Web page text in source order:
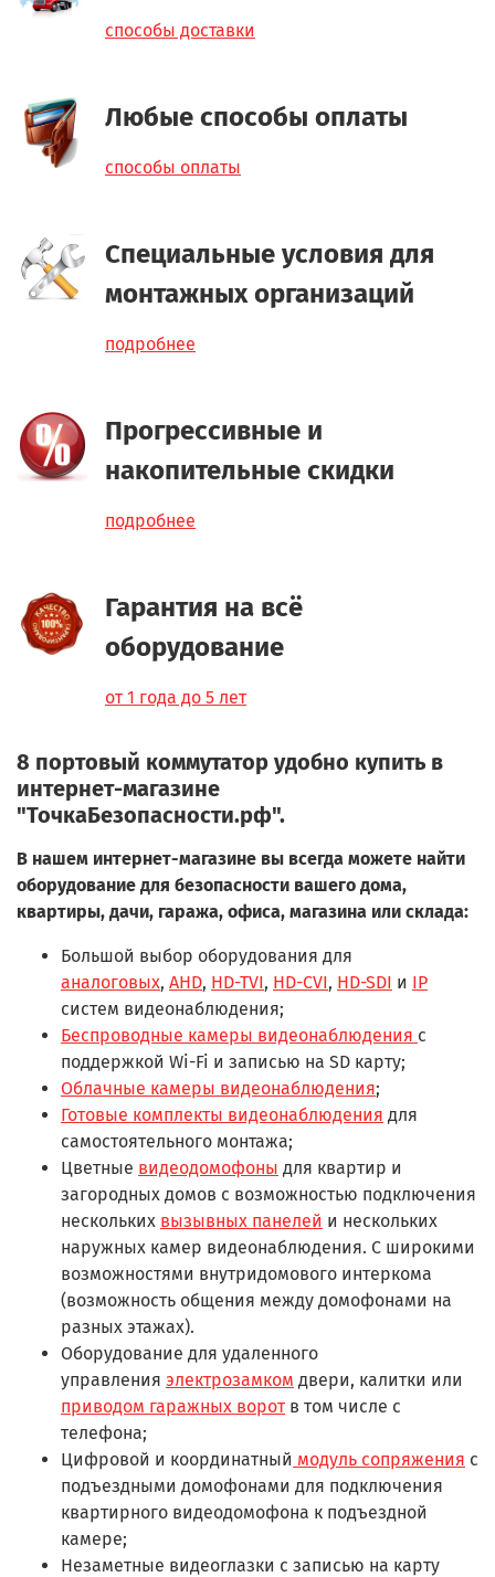
способы доставки
Любые способы оплаты
способы оплаты
Специальные условия для
монтажных организаций
подробнее
Прогрессивные и
накопительные скидки
подробнее
Гарантия на всё
оборудование
от 1 года до 5 лет
8 портовый коммутатор удобно купить в
интернет-магазине
"ТочкаБезопасности.рф".
В нашем интернет-магазине вы всегда можете найти
оборудование для безопасности вашего дома,
квартиры, дачи, гаража, офиса, магазина или склада:
Большой выбор оборудования для
аналоговых, AHD, HD-TVI, HD-CVI, HD-SDI и IP
систем видеонаблюдения;
Беспроводные камеры видеонаблюдения с
поддержкой Wi-Fi и записью на SD карту;
Облачные камеры видеонаблюдения;
Готовые комплекты видеонаблюдения для
самостоятельного монтажа;
Цветные видеодомофоны для квартир и
загородных домов с возможностью подключения
нескольких вызывных панелей и нескольких
наружных камер видеонаблюдения. С широкими
возможностями внутридомового интеркома
(возможность общения между домофонами на
разных этажах).
Оборудование для удаленного
управления электрозамком двери, калитки или
приводом гаражных воротв том числе с
телефона;
Цифровой и координатный модуль сопряжения с
подъездными домофонами для подключения
квартирного видеодомофона к подъездной
камере;
Незаметные видеоглазки с записью на карту